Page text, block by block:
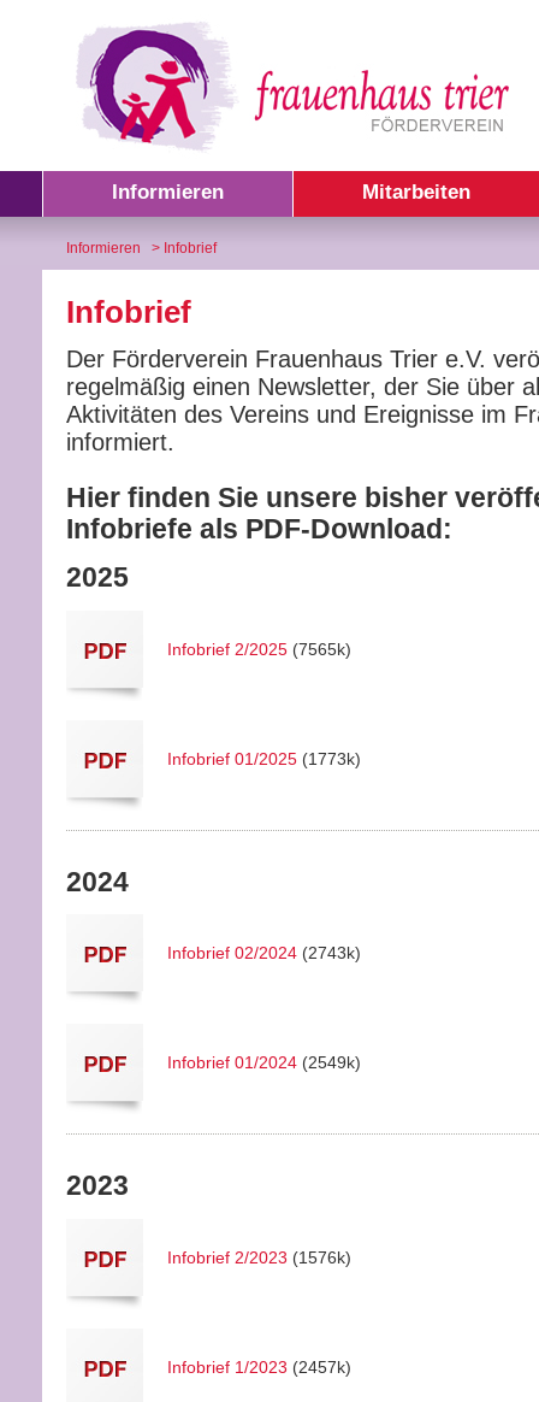
Informieren Mitarbeiten
Informieren > Infobrief
Infobrief
Der Förderverein Frauenhaus Trier e.V.
regelmäßig einen Newsletter, der Sie über
Aktivitäten des Vereins und Ereignisse im
informiert.
Hier finden Sie unsere bisher
Infobriefe als PDF-Download:
2025
Infobrief 2/2025 (7565k)
Infobrief 01/2025 (1773k)
2024
Infobrief 02/2024 (2743k)
Infobrief 01/2024 (2549k)
2023
Infobrief 2/2023 (1576k)
Infobrief 1/2023 (2457k)